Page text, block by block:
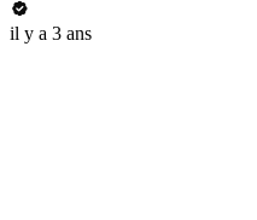
il y a 3 ans